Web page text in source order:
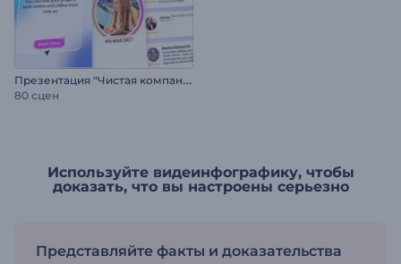
П
резентация "Чистая компания"
80 сцен
Используйте видеинфографику, чтобы
доказать, что вы настроены серьезно
Представляйте факты и доказательства